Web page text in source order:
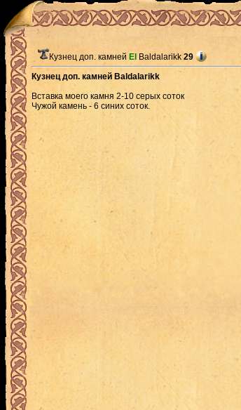
Кузнец доп. камней El Baldalarikk 29
Кузнец доп. камней Baldalarikk
Вставка моего камня 2-10 серых соток
Чужой камень - 6 синих соток.